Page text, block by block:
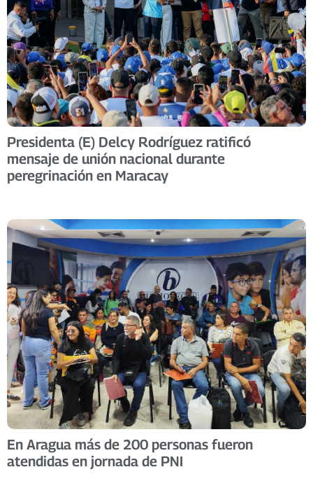
Presidenta (E) Delcy Rodríguez ratificó
mensaje de unión nacional durante
peregrinación en Maracay
En Aragua más de 200 personas fueron
atendidas en jornada de PNI